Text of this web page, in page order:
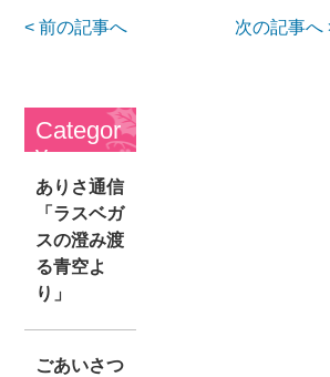
< 前の記事へ 次の記事へ
Categor
y
ありさ通信
「ラスベガ
スの澄み渡
る青空よ
り」
ごあいさつ